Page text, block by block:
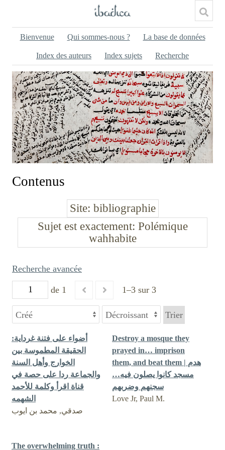
Bienvenue Qui sommes-nous ? La base de données
Index des auteurs Index sujets Recherche
Contenus
Site bibliographie
Sujet est exactement Polémique
wahhabite
de 1 1–3 sur 3
Recherche avancée
Trier
‏أضواء على فتنة غرداية:
الحقيقة المطموسة بين
الخوارج وأهل السنة
والجماعة ردا على حصة في
قناة اقرأ وكلمة للأحمد
الشهمه
صدقي, محمد بن ايوب
Destroy a mosque they
prayed in… imprison
them, and beat them | هدم
مسجد كانوا يصلون فيه…
سجنهم وضربهم
Love Jr, Paul M.
The overwhelming truth :